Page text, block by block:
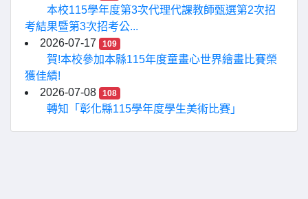
本校115學年度第3次代理代課教師甄選第2次招
考結果暨第3次招考公...
2026-07-17
109
賀!本校參加本縣115年度童畫心世界繪畫比賽榮
獲佳績!
2026-07-08
108
轉知「彰化縣115學年度學生美術比賽」